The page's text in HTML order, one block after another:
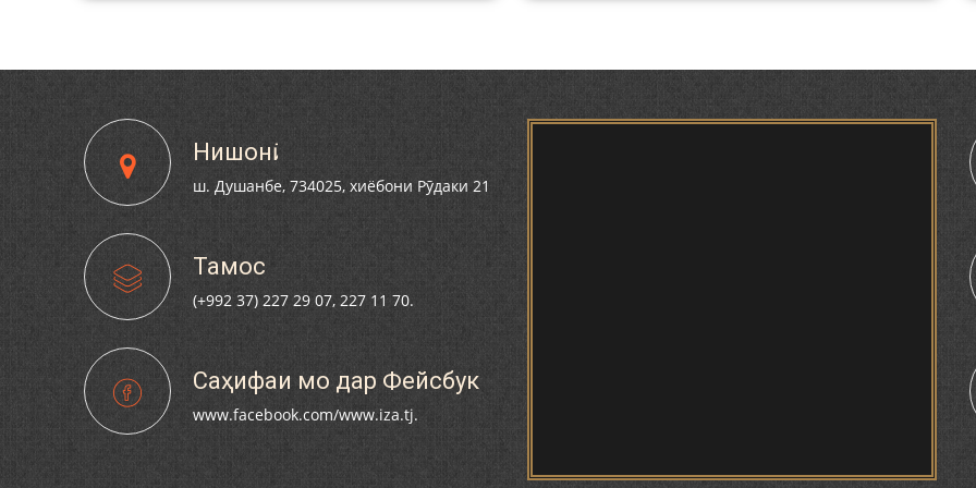
ҶУҒРОФИИ ВАРЗОБ (ДАР АСОСИ МАВОДИ
САЙФИДДИН ҶАБОРОВИЧ.
Нишонӣ
ш. Душанбе, 734025, хиёбони Рӯдаки 21
Тамос
(+992 37) 227 29 07, 227 11 70.
Саҳифаи мо дар Фейсбук
www.facebook.com/www.iza.tj.